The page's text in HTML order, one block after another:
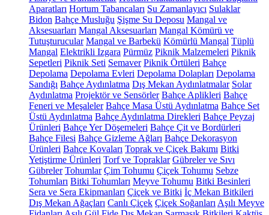
Aparatları Hortum Tabancaları Su Zamanlayıcı Sulaklar
Bidon Bahçe Musluğu Şişme Su Deposu Mangal ve
Aksesuarları Mangal Aksesuarları Mangal Kömürü ve
Tutuşturucular Mangal ve Barbekü Kömürlü Mangal Tüplü
Mangal Elektrikli Izgara Pürmüz Piknik Malzemeleri Piknik
Sepetleri Piknik Seti Semaver Piknik Örtüleri Bahçe
Depolama Depolama Evleri Depolama Dolapları Depolama
Sandığı Bahçe Aydınlatma Dış Mekan Aydınlatmalar Solar
Aydınlatma Projektör ve Sensörler Bahçe Aplikleri Bahçe
Feneri ve Meşaleler Bahçe Masa Üstü Aydınlatma Bahçe Set
Üstü Aydınlatma Bahçe Aydınlatma Direkleri Bahçe Peyzaj
Ürünleri Bahçe Yer Döşemeleri Bahçe Çit ve Bordürleri
Bahçe Filesi Bahçe Gizleme Ağları Bahçe Dekorasyon
Ürünleri Bahçe Kovaları Toprak ve Çiçek Bakımı Bitki
Yetiştirme Ürünleri Torf ve Topraklar Gübreler ve Sıvı
Gübreler Tohumlar Çim Tohumu Çiçek Tohumu Sebze
Tohumları Bitki Tohumları Meyve Tohumu Bitki Besinleri
Sera ve Sera Ekipmanları Çiçek ve Bitki İç Mekan Bitkileri
Dış Mekan Ağaçları Canlı Çiçek Çiçek Soğanları Aşılı Meyve